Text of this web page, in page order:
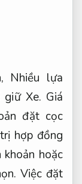
Nhiều lựa
Xe. Giá
đặt cọc
hợp đồng
hoặc
Việc đặt